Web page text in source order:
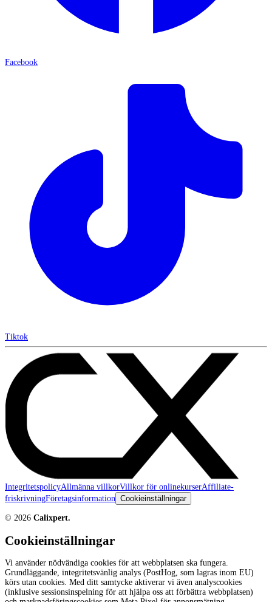
Facebook
Tiktok
IntegritetspolicyAllmänna villkorVillkor för onlinekurserAffiliate-
friskrivningFöretagsinformation Cookieinställningar
© 2026 Calixpert.
Cookieinställningar
Vi använder nödvändiga cookies för att webbplatsen ska fungera.
Grundläggande, integritetsvänlig analys (PostHog, som lagras inom EU)
körs utan cookies. Med ditt samtycke aktiverar vi även analyscookies
(inklusive sessionsinspelning för att hjälpa oss att förbättra webbplatsen)